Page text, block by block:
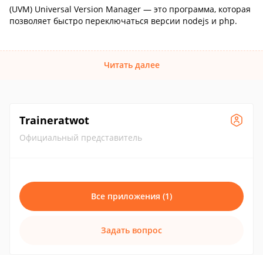
(UVM) Universal Version Manager — это программа, которая
позволяет быстро переключаться версии nodejs и php.
Читать далее
Traineratwot
Официальный представитель
Все приложения (1)
Задать вопрос